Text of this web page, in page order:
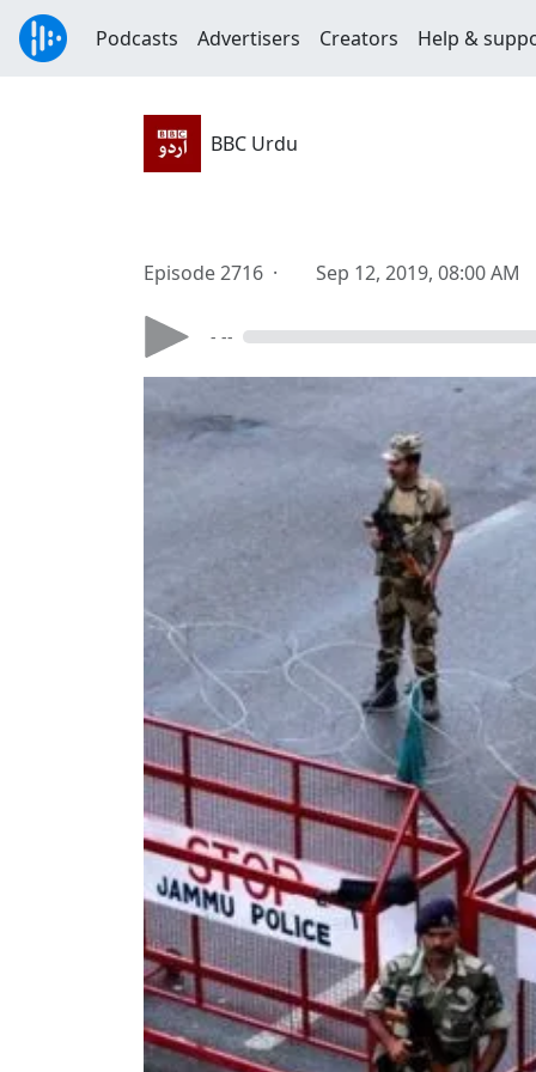
Podcasts Advertisers Creators Help &
BBC Urdu
Episode 2716 · Sep 12, 2019, 08:00 AM
- --